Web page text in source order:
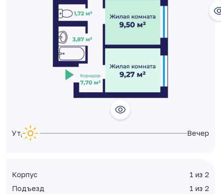
Утро Вечер
Корпус
1 из 2
Подъезд
1 из 2